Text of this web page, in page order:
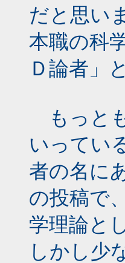
だと思い
本職の科
Ｄ論者」
もっと
いってい
者の名に
の投稿で
学理論と
しかし少